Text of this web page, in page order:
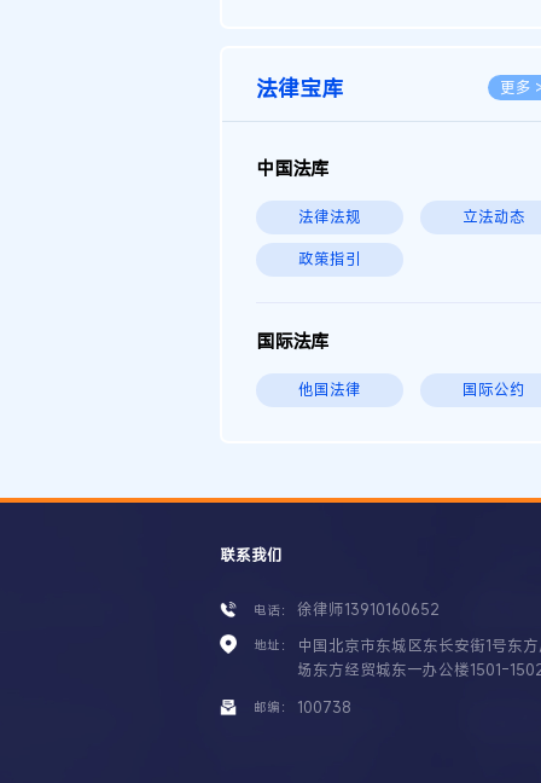
法律宝库 更多
中国法库
法律法规 立法动态
政策指引
国际法库
他国法律 国际公约
联系我们
电话： 徐律师13910160652
地址：
中国北京市东城区东长安街1号东
场东方经贸城东一办公楼1501-
邮编： 100738